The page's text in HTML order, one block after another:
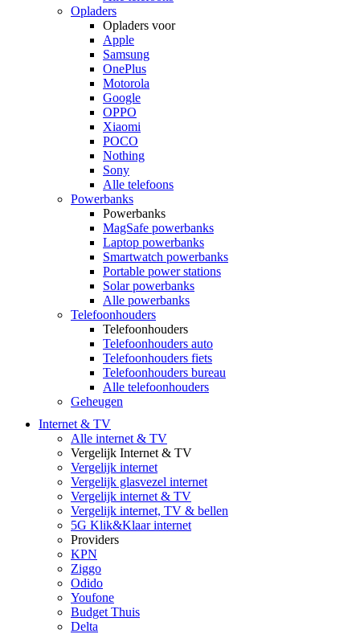
Opladers
Opladers voor
Apple
Samsung
OnePlus
Motorola
Google
OPPO
Xiaomi
POCO
Nothing
Sony
Alle telefoons
Powerbanks
Powerbanks
MagSafe powerbanks
Laptop powerbanks
Smartwatch powerbanks
Portable power stations
Solar powerbanks
Alle powerbanks
Telefoonhouders
Telefoonhouders
Telefoonhouders auto
Telefoonhouders fiets
Telefoonhouders bureau
Alle telefoonhouders
Geheugen
Internet & TV
Alle internet & TV
Vergelijk Internet & TV
Vergelijk internet
Vergelijk glasvezel internet
Vergelijk internet & TV
Vergelijk internet, TV & bellen
5G Klik&Klaar internet
Providers
KPN
Ziggo
Odido
Youfone
Budget Thuis
Delta